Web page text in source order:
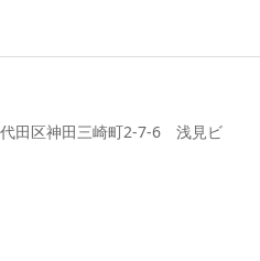
田区神田三崎町2-7-6 浅見ビ